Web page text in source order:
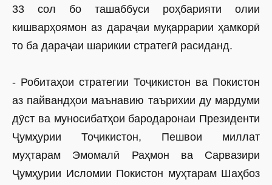
33 сол бо ташаббуси роҳбарияти олии
кишварҳоямон аз дараҷаи муқаррарии ҳамкорӣ
то ба дараҷаи шарикии стратегӣ расиданд.
- Робитаҳои стратегии Тоҷикис­тон ва Покистон
аз пайвандҳои маънавию таърихии ду мардуми
дӯст ва муносибатҳои бародаронаи Президенти
Ҷумҳурии Тоҷикистон, Пешвои миллат
муҳтарам Эмомалӣ Раҳмон ва Сарвазири
Ҷумҳурии Исломии Покис­тон муҳтарам Шаҳбоз